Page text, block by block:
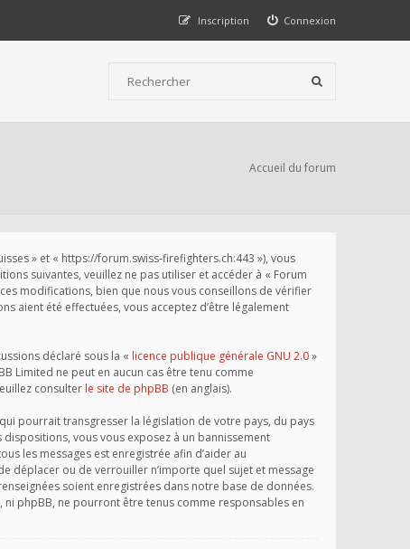
Connexion
Inscription
Accueil du forum
» et « https://forum.swiss-firefighters.ch:443 »), vous
suivantes, veuillez ne pas utiliser et accéder à « Forum
modifications, bien que nous vous conseillons de vérifier
aient été effectuées, vous acceptez d’être légalement
déclaré sous la « licence publique générale GNU 2.0»
Limited ne peut en aucun cas être tenu comme
consulter le site de phpBB (en anglais).
pourrait transgresser la législation de votre pays, du pays
vous vous exposez à un bannissement
les messages est enregistrée afin d’aider au
déplacer ou de verrouiller n’importe quel sujet et message
soient enregistrées dans notre base de données.
phpBB, ne pourront être tenus comme responsables en